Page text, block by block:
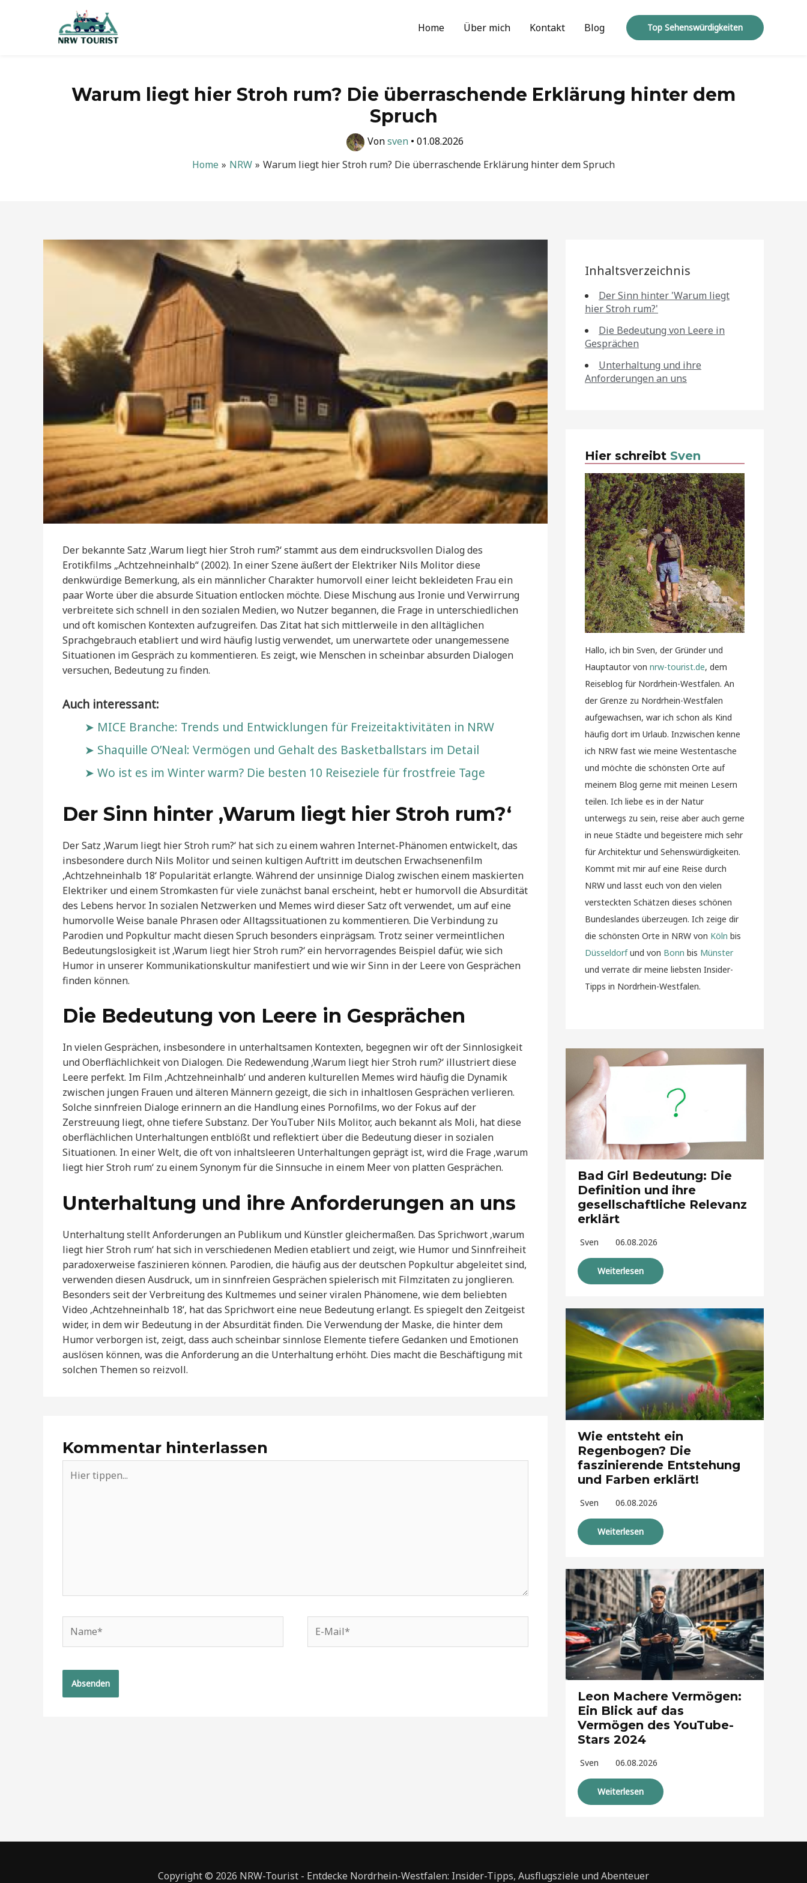
Home Über mich Kontakt Blog Top Sehenswürdigkeiten
Warum liegt hier Stroh rum? Die überraschende Erklärung hinter dem
Spruch
Vonsven • 01.08.2026
Home
NRW Warum liegt hier Stroh rum? Die überraschende Erklärung hinter dem Spruch
Der bekannte Satz ‚Warum liegt hier Stroh rum?‘ stammt aus dem eindrucksvollen Dialog des
Erotikfilms „Achtzehneinhalb“ (2002). In einer Szene äußert der Elektriker Nils Molitor diese
denkwürdige Bemerkung, als ein männlicher Charakter humorvoll einer leicht bekleideten Frau ein
paar Worte über die absurde Situation entlocken möchte. Diese Mischung aus Ironie und Verwirrung
verbreitete sich schnell in den sozialen Medien, wo Nutzer begannen, die Frage in unterschiedlichen
und oft komischen Kontexten aufzugreifen. Das Zitat hat sich mittlerweile in den alltäglichen
Sprachgebrauch etabliert und wird häufig lustig verwendet, um unerwartete oder unangemessene
Situationen im Gespräch zu kommentieren. Es zeigt, wie Menschen in scheinbar absurden Dialogen
versuchen, Bedeutung zu finden.
Auch interessant:
MICE Branche: Trends und Entwicklungen für Freizeitaktivitäten in NRW
Shaquille O’Neal: Vermögen und Gehalt des Basketballstars im Detail
Wo ist es im Winter warm? Die besten 10 Reiseziele für frostfreie Tage
Der Sinn hinter ‚Warum liegt hier Stroh rum?‘
Der Satz ‚Warum liegt hier Stroh rum?‘ hat sich zu einem wahren Internet-Phänomen entwickelt, das
insbesondere durch Nils Molitor und seinen kultigen Auftritt im deutschen Erwachsenenfilm
‚Achtzehneinhalb 18‘ Popularität erlangte. Während der unsinnige Dialog zwischen einem maskierten
Elektriker und einem Stromkasten für viele zunächst banal erscheint, hebt er humorvoll die Absurdität
des Lebens hervor. In sozialen Netzwerken und Memes wird dieser Satz oft verwendet, um auf eine
humorvolle Weise banale Phrasen oder Alltagssituationen zu kommentieren. Die Verbindung zu
Parodien und Popkultur macht diesen Spruch besonders einprägsam. Trotz seiner vermeintlichen
Bedeutungslosigkeit ist ‚Warum liegt hier Stroh rum?‘ ein hervorragendes Beispiel dafür, wie sich
Humor in unserer Kommunikationskultur manifestiert und wie wir Sinn in der Leere von Gesprächen
finden können.
Die Bedeutung von Leere in Gesprächen
In vielen Gesprächen, insbesondere in unterhaltsamen Kontexten, begegnen wir oft der Sinnlosigkeit
und Oberflächlichkeit von Dialogen. Die Redewendung ‚Warum liegt hier Stroh rum?‘ illustriert diese
Leere perfekt. Im Film ‚Achtzehneinhalb‘ und anderen kulturellen Memes wird häufig die Dynamik
zwischen jungen Frauen und älteren Männern gezeigt, die sich in inhaltlosen Gesprächen verlieren.
Solche sinnfreien Dialoge erinnern an die Handlung eines Pornofilms, wo der Fokus auf der
Zerstreuung liegt, ohne tiefere Substanz. Der YouTuber Nils Molitor, auch bekannt als Moli, hat diese
oberflächlichen Unterhaltungen entblößt und reflektiert über die Bedeutung dieser in sozialen
Situationen. In einer Welt, die oft von inhaltsleeren Unterhaltungen geprägt ist, wird die Frage ‚warum
liegt hier Stroh rum‘ zu einem Synonym für die Sinnsuche in einem Meer von platten Gesprächen.
Unterhaltung und ihre Anforderungen an uns
Unterhaltung stellt Anforderungen an Publikum und Künstler gleichermaßen. Das Sprichwort ‚warum
liegt hier Stroh rum‘ hat sich in verschiedenen Medien etabliert und zeigt, wie Humor und Sinnfreiheit
paradoxerweise faszinieren können. Parodien, die häufig aus der deutschen Popkultur abgeleitet sind,
verwenden diesen Ausdruck, um in sinnfreien Gesprächen spielerisch mit Filmzitaten zu jonglieren.
Besonders seit der Verbreitung des Kultmemes und seiner viralen Phänomene, wie dem beliebten
Video ‚Achtzehneinhalb 18‘, hat das Sprichwort eine neue Bedeutung erlangt. Es spiegelt den Zeitgeist
wider, in dem wir Bedeutung in der Absurdität finden. Die Verwendung der Maske, die hinter dem
Humor verborgen ist, zeigt, dass auch scheinbar sinnlose Elemente tiefere Gedanken und Emotionen
auslösen können, was die Anforderung an die Unterhaltung erhöht. Dies macht die Beschäftigung mit
solchen Themen so reizvoll.
Kommentar hinterlassen
tippen...
Mail*
Inhaltsverzeichnis
Der Sinn hinter 'Warum liegt
hier Stroh rum?'
Die Bedeutung von Leere in
Gesprächen
Unterhaltung und ihre
Anforderungen an uns
Hier schreibt Sven
Hallo, ich bin Sven, der Gründer und
Hauptautor von nrw-tourist.de, dem
Reiseblog für Nordrhein-Westfalen. An
der Grenze zu Nordrhein-Westfalen
aufgewachsen, war ich schon als Kind
häufig dort im Urlaub. Inzwischen kenne
ich NRW fast wie meine Westentasche
und möchte die schönsten Orte auf
meinem Blog gerne mit meinen Lesern
teilen. Ich liebe es in der Natur
unterwegs zu sein, reise aber auch gerne
in neue Städte und begeistere mich sehr
für Architektur und Sehenswürdigkeiten.
Kommt mit mir auf eine Reise durch
NRW und lasst euch von den vielen
versteckten Schätzen dieses schönen
Bundeslandes überzeugen. Ich zeige dir
die schönsten Orte in NRW von Köln bis
Düsseldorfund von Bonn bis Münster
und verrate dir meine liebsten Insider-
Tipps in Nordrhein-Westfalen.
Bad Girl Bedeutung: Die
Definition und ihre
gesellschaftliche Relevanz
erklärt
Sven 06.08.2026
Weiterlesen
Wie entsteht ein
Regenbogen? Die
faszinierende Entstehung
und Farben erklärt!
Sven 06.08.2026
Weiterlesen
Leon Machere Vermögen:
Ein Blick auf das
Vermögen des YouTube-
Stars 2024
Sven 06.08.2026
Weiterlesen
Copyright © 2026 NRW-Tourist - Entdecke Nordrhein-Westfalen: Insider-Tipps, Ausflugsziele und Abenteuer